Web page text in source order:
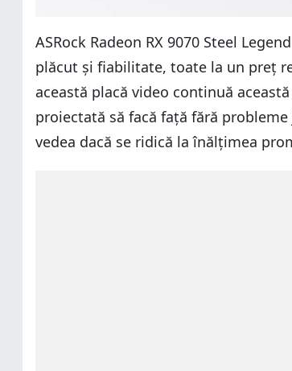
ASRock Radeon RX 9070 Steel
plăcut și fiabilitate, toate la un preț
această placă video continuă
proiectată să facă față fără
vedea dacă se ridică la înălțimea